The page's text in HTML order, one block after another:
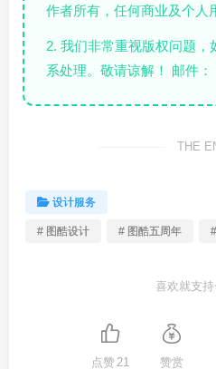
作者所有，任何商业及个人
2. 我们非常重视版权问题，
系处理。敬请谅解！ 邮件：
THE
设计服务
# 图酷设计 # 图酷五周年
喜欢就支
点赞 21 赞赏